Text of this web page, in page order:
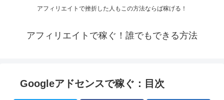
アフィリエイトで挫折した人もこの方法ならば稼げる！
アフィリエイトで稼ぐ！誰でもできる方法
Googleアドセンスで稼ぐ：目次